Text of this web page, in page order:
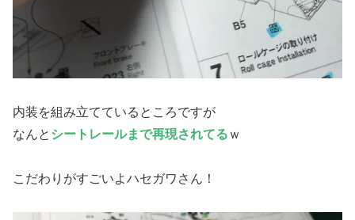
内装を組み立てているところですが
なんと シートレールまで再現されてる ｗ
こだわりがすごいよハセガワさん！